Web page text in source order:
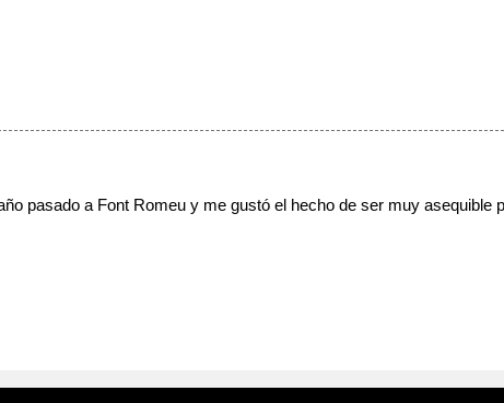
pasado a Font Romeu y me gustó el hecho de ser muy asequible